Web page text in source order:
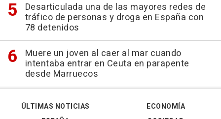
Desarticulada una de las mayores redes de
tráfico de personas y droga en España con
78 detenidos
Muere un joven al caer al mar cuando
intentaba entrar en Ceuta en parapente
desde Marruecos
ÚLTIMAS NOTICIAS
ECONOMÍA